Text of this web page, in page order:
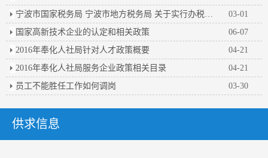
03-01
国家高新技术企业的认定和相关政策
06-07
2016年奉化人社局针对人才政策概要
04-21
2016年奉化人社局服务企业政策相关目录
04-21
员工不能胜任工作如何调岗
03-30
供求信息